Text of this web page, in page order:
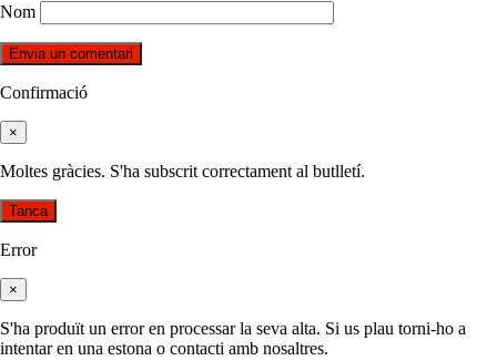
Nom
Confirmació
×
Moltes gràcies. S'ha subscrit correctament al butlletí.
Tanca
Error
×
S'ha produït un error en processar la seva alta. Si us plau torni-ho a
intentar en una estona o contacti amb nosaltres.